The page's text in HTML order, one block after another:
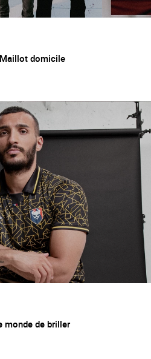
domicile
monde de briller